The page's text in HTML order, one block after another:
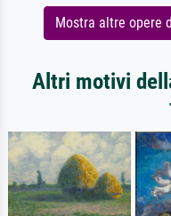
Mostra altre opere
Altri motivi